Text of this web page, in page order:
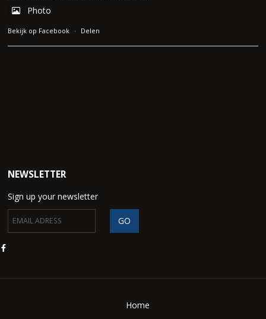
Photo
Bekijk op Facebook · Delen
NEWSLETTER
Sign up your newsletter
Home